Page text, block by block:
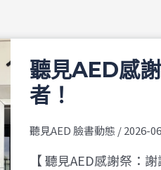
聽見AED感
者！
聽見AED 臉書動態 /2026-
【 聽見AED感謝祭：